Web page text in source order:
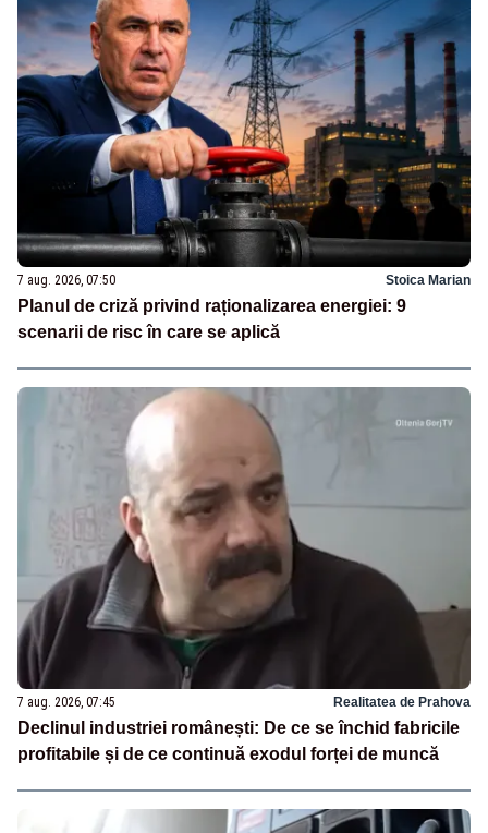
7 aug. 2026, 07:50 Stoica Marian
Planul de criză privind raționalizarea energiei: 9
scenarii de risc în care se aplică
7 aug. 2026, 07:45 Realitatea de Prahova
Declinul industriei românești: De ce se închid fabricile
profitabile și de ce continuă exodul forței de muncă